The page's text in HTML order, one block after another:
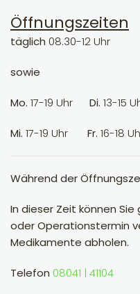
Öffnungszeiten
täglich 08.30-12 Uhr
sowie
Mo. 17-19 Uhr Di. 13-15
Mi. 17-19 Uhr Fr. 16-18
Während der
In dieser Zeit können
oder Operationstermin
Medikamente abholen.
Telefon 08041 | 41104